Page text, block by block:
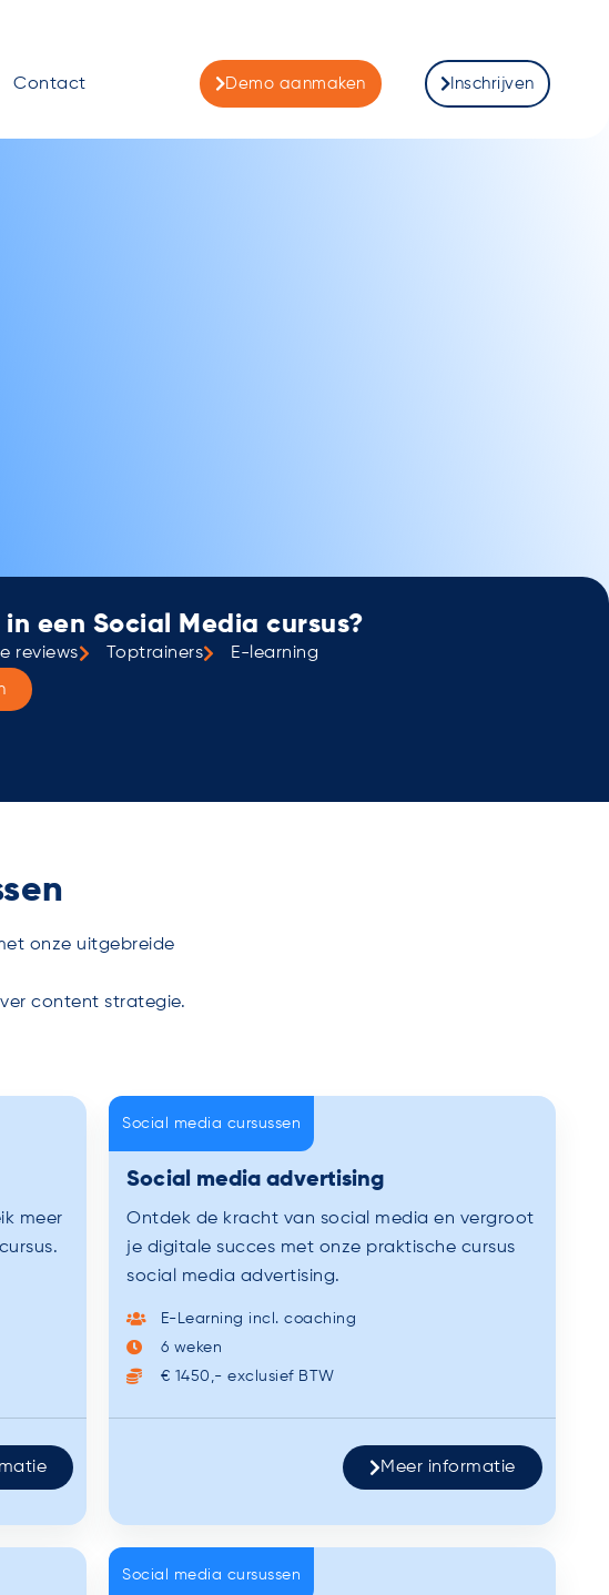
Contact Demo aanmaken Inschrijven
in een Social Media cursus?
reviews Toptrainers E-learning
onze uitgebreide
content strategie.
meer
Social media cursussen
Social media advertising
Ontdek de kracht van social media en vergroot
je digitale succes met onze praktische cursus
social media advertising.
E-Learning incl. coaching
6 weken
€ 1450,- exclusief BTW
Meer informatie
Social media cursussen